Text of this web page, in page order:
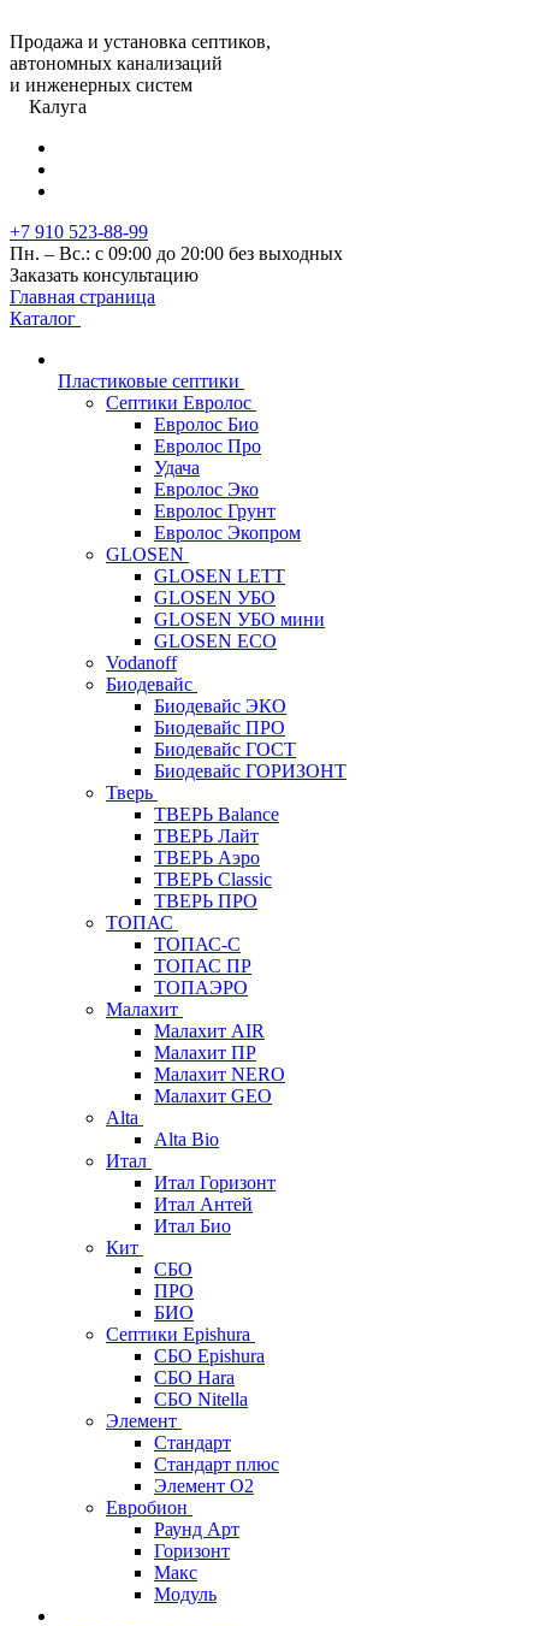
Продажа и установка септиков,
автономных канализаций
и инженерных систем
Калуга
+7 910 523-88-99
Пн. – Вс.: с 09:00 до 20:00 без выходных
Заказать консультацию
Главная страница
Каталог
Пластиковые септики
Септики Евролос
Евролос Био
Евролос Про
Удача
Евролос Эко
Евролос Грунт
Евролос Экопром
GLOSEN
GLOSEN LETT
GLOSEN УБО
GLOSEN УБО мини
GLOSEN ECO
Vodanoff
Биодевайс
Биодевайс ЭКО
Биодевайс ПРО
Биодевайс ГОСТ
Биодевайс ГОРИЗОНТ
Тверь
ТВЕРЬ Balance
ТВЕРЬ Лайт
ТВЕРЬ Аэро
ТВЕРЬ Classic
ТВЕРЬ ПРО
ТОПАС
ТОПАС-С
ТОПАС ПР
ТОПАЭРО
Малахит
Малахит AIR
Малахит ПР
Малахит NERO
Малахит GEO
Alta
Alta Bio
Итал
Итал Горизонт
Итал Антей
Итал Био
Кит
СБО
ПРО
БИО
Септики Epishura
СБО Epishura
СБО Hara
СБО Nitella
Элемент
Стандарт
Стандарт плюс
Элемент О2
Евробион
Раунд Арт
Горизонт
Макс
Модуль